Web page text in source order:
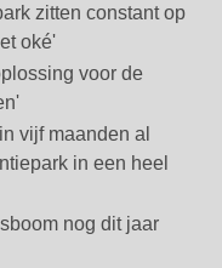
zitten constant op
oké'
voor de
vijf maanden al
in een heel
nog dit jaar